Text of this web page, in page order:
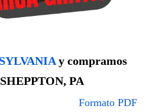
y compramos
PA
Formato PDF